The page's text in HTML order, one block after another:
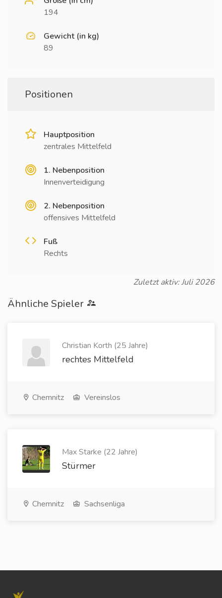
194
Gewicht (in kg)
89
Positionen
Hauptposition
zentrales Mittelfeld
1. Nebenposition
Innenverteidigung
2. Nebenposition
offensives Mittelfeld
Fuß
Rechts
Zuletzt aktiv: Juli 2026
Ähnliche Spieler
Christian Korth (25 Jahre)
rechtes Mittelfeld
Chemnitz Vereinslos
Max Starke (22 Jahre)
Stürmer
Chemnitz Sachsenliga